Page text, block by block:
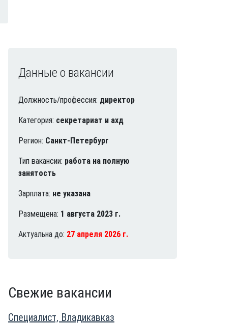
Данные о вакансии
Должность/профессия: директор
Категория: секретариат и ахд
Регион: Санкт-Петербург
Тип вакансии: работа на полную
занятость
Зарплата: не указана
Размещена: 1 августа 2023 г.
Актуальна до: 27 апреля 2026 г.
Свежие вакансии
Специалист, Владикавказ